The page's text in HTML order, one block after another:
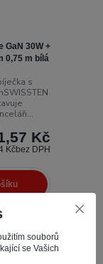
GaN 30W +
0,75 m bílá
s
Kč
Kčbez DPH
souborů
se Vašich